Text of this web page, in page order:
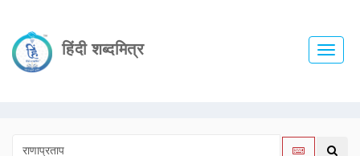
हिंदी शब्दमित्र